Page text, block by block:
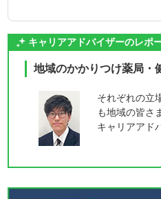
キャリアアドバイザーのレポ
地域のかかりつけ薬局・
それぞれの立
も地域の皆さ
キャリアアド